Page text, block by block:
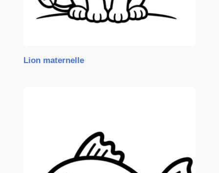
Lion maternelle